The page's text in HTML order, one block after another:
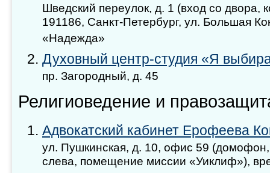
Шведский переулок, д. 1 (вход со двора,
191186, Санкт-Петербург, ул. Большая
«Надежда»
Духовный центр-студия «Я
пр. Загородный, д. 45
Религиоведение и
Адвокатский кабинет Ерофеева
ул. Пушкинская, д. 10, офис 59 (домофон,
слева, помещение миссии «Уиклиф»),